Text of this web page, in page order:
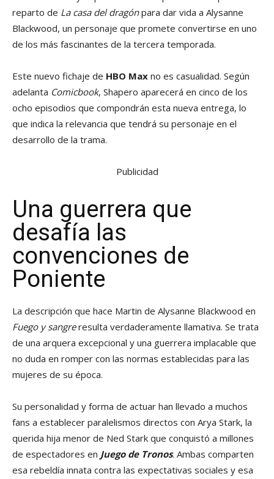
reparto de La casa del dragónpara dar vida a Alysanne
Blackwood, un personaje que promete convertirse en uno
de los más fascinantes de la tercera temporada.
Este nuevo fichaje de HBO Max no es casualidad. Según
adelanta Comicbook, Shapero aparecerá en cinco de los
ocho episodios que compondrán esta nueva entrega, lo
que indica la relevancia que tendrá su personaje en el
desarrollo de la trama.
Publicidad
Una guerrera que
desafía las
convenciones de
Poniente
La descripción que hace Martin de Alysanne Blackwood en
Fuego y sangreresulta verdaderamente llamativa. Se trata
de una arquera excepcional y una guerrera implacable que
no duda en romper con las normas establecidas para las
mujeres de su época.
Su personalidad y forma de actuar han llevado a muchos
fans a establecer paralelismos directos con Arya Stark, la
querida hija menor de Ned Stark que conquistó a millones
de espectadores en Juego de Tronos. Ambas comparten
esa rebeldía innata contra las expectativas sociales y esa